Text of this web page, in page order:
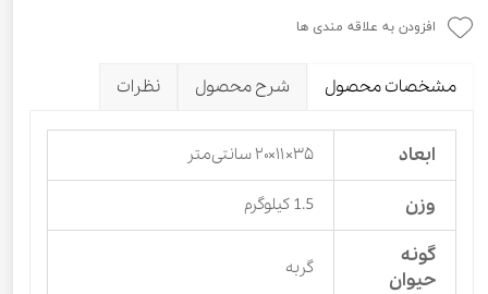
افزودن به علاقه مندی ها
مشخصات محصول شرح محصول نظرات
ابعاد ۳۵×۱۱×۲۰ سانتی‌متر
وزن 1.5 کیلوگرم
گونه
حیوان
گربه